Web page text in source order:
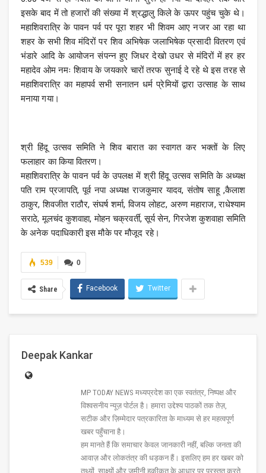
इसके बाद में तो हजारों की संख्या में श्रद्धालु किले के ऊपर पहुंच चुके थे।
महाशिवरात्रि के पावन पर्व पर पूरा शहर भी शिवम आए नजर आ रहा था
शहर के सभी शिव मंदिरों पर शिव अभिषेक जलाभिषेक प्रसादी वितरण एवं
भंडारे आदि के आयोजन संपन्न हुए जिधर देखो उधर से मंदिरों में हर हर
महादेव ओम नमः शिवाय के जयकारे चारों तरफ सुनाई दे रहे थे इस तरह से
महाशिवरात्रि का महापर्व सभी सनातन धर्म प्रेमियों द्वारा उत्साह के साथ
मनाया गया।
श्री हिंदू उत्सव समिति ने शिव बारात का स्वागत कर भक्तों के लिए
फलाहार का किया वितरण।
महाशिवरात्रि के पावन पर्व के उपलक्ष में श्री हिंदू उत्सव समिति के अध्यक्ष
पति राम प्रजापति, पूर्व नपा अध्यक्ष राजकुमार यादव, संतोष साहू ,कैलाश
ठाकुर, शिवजीत राठौर, संघर्ष शर्मा, विजय लोहट, अरुण महाराज, राधेश्याम
सराठे, मूलचंद कुशवाहा, मोहन चक्रवर्ती, सूर्य सेन, गिरजेश कुशवाहा समिति
के अनेक पदाधिकारी इस मौके पर मौजूद रहे।
0
539
Share Facebook Twitter
Deepak Kankar
MP TODAY NEWS मध्यप्रदेश का एक स्वतंत्र, निष्पक्ष और
विश्वसनीय न्यूज़ पोर्टल है। हमारा उद्देश्य पाठकों तक तेज़,
सटीक और ज़िम्मेदार पत्रकारिता के माध्यम से हर महत्वपूर्ण
खबर पहुँचाना है।
हम मानते हैं कि समाचार केवल जानकारी नहीं, बल्कि जनता की
आवाज़ और लोकतंत्र की धड़कन हैं। इसलिए हम हर खबर को
तथ्यों, साक्ष्यों और ज़मीनी हकीकत के आधार पर प्रस्तुत करते